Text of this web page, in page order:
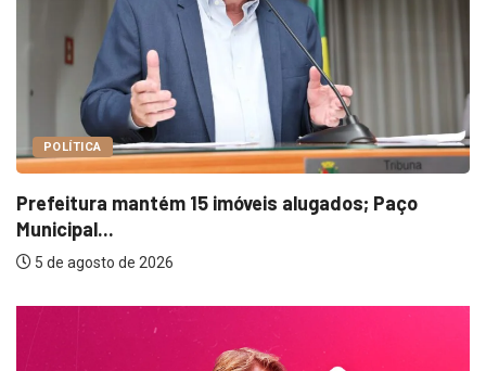
POLÍTICA
SAAE apresenta justificativas para
5 de agosto de 2026